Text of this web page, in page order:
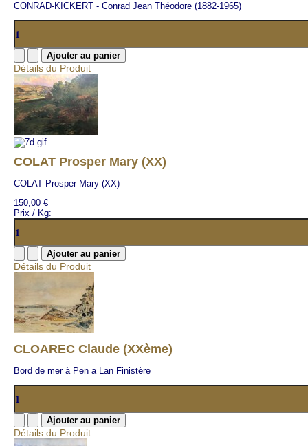
CONRAD-KICKERT - Conrad Jean Théodore (1882-1965)
Détails du Produit
COLAT Prosper Mary (XX)
COLAT Prosper Mary (XX)
150,00 €
Prix / Kg:
Détails du Produit
CLOAREC Claude (XXème)
Bord de mer à Pen a Lan Finistère
Détails du Produit